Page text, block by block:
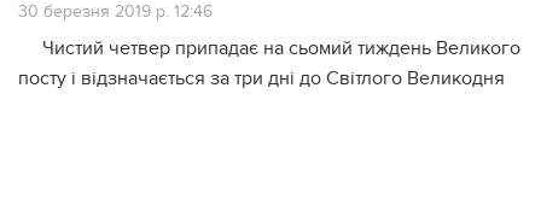
30 березня 2019 р. 12:46
Чистий четвер припадає на сьомий тиждень Великого
посту і відзначається за три дні до Світлого Великодня